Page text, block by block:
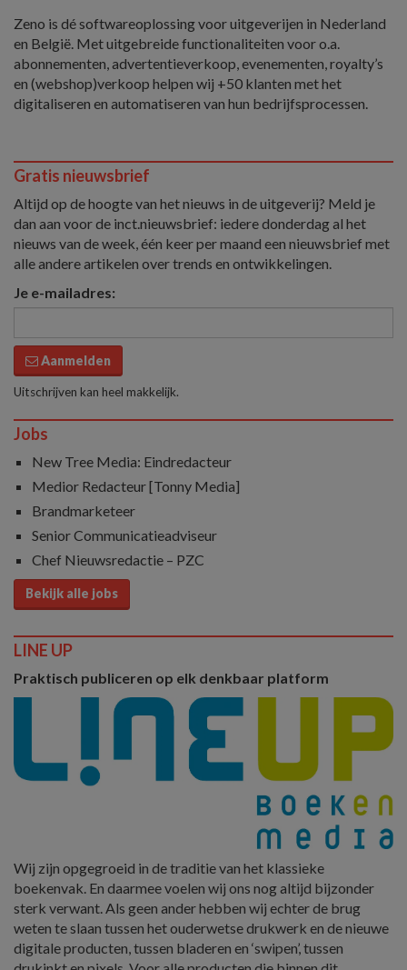
Zeno is dé softwareoplossing voor uitgeverijen in Nederland
en België. Met uitgebreide functionaliteiten voor o.a.
abonnementen, advertentieverkoop, evenementen, royalty’s
en (webshop)verkoop helpen wij +50 klanten met het
digitaliseren en automatiseren van hun bedrijfsprocessen.
Gratis nieuwsbrief
Altijd op de hoogte van het nieuws in de uitgeverij? Meld je
dan aan voor de inct.nieuwsbrief: iedere donderdag al het
nieuws van de week, één keer per maand een nieuwsbrief met
alle andere artikelen over trends en ontwikkelingen.
Je e-mailadres:
Aanmelden
Uitschrijven kan heel makkelijk.
Jobs
New Tree Media: Eindredacteur
Medior Redacteur [Tonny Media]
Brandmarketeer
Senior Communicatieadviseur
Chef Nieuwsredactie – PZC
Bekijk alle jobs
LINE UP
Praktisch publiceren op elk denkbaar platform
Wij zijn opgegroeid in de traditie van het klassieke
boekenvak. En daarmee voelen wij ons nog altijd bijzonder
sterk verwant. Als geen ander hebben wij echter de brug
weten te slaan tussen het ouderwetse drukwerk en de nieuwe
digitale producten, tussen bladeren en ‘swipen’, tussen